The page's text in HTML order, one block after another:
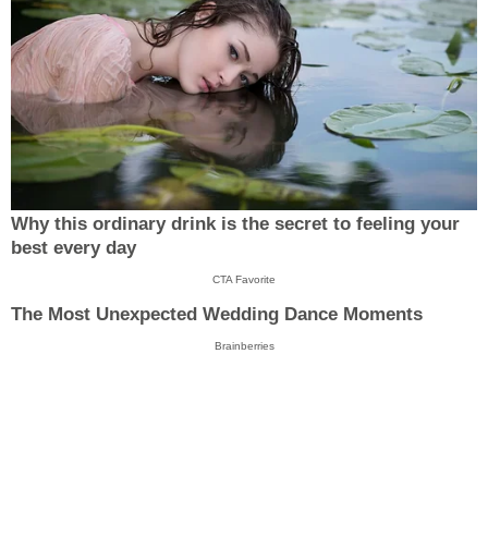
Why this ordinary drink is the secret to feeling your
best every day
CTA Favorite
The Most Unexpected Wedding Dance Moments
Brainberries